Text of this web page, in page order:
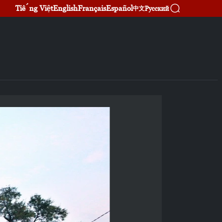
Tiếng ViệtEnglishFrançaisEspañol中文Русский